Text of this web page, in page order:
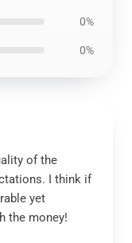
0%
0%
of the
I think if
yet
the money!